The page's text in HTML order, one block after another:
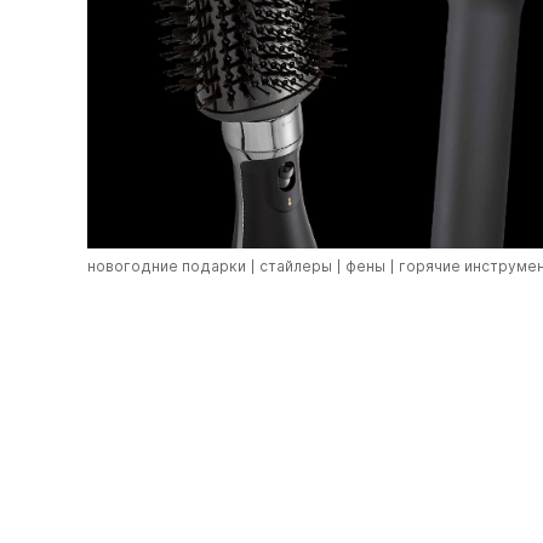
новогодние подарки стайлеры фены горячие